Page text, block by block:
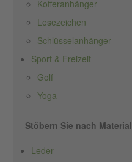
Kofferanhänger
Lesezeichen
Schlüsselanhänger
Sport & Freizeit
Golf
Yoga
Stöbern Sie nach Material
Leder